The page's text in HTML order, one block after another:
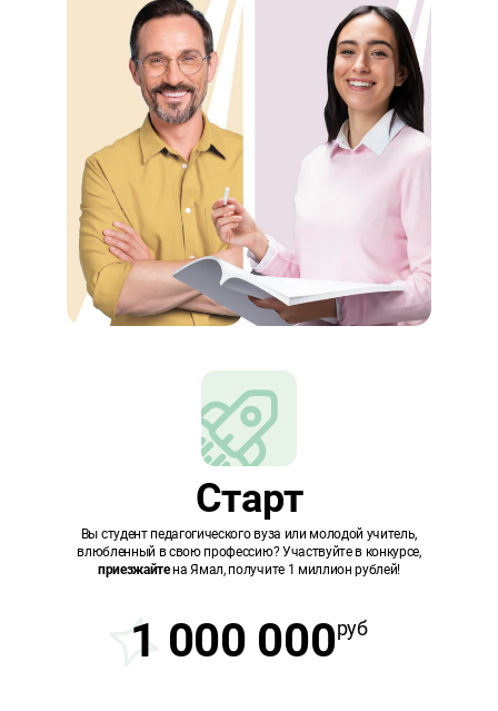
Старт
Вы студент педагогического вуза или молодой учитель,
влюбленный в свою профессию? Участвуйте в конкурсе,
приезжайтена Ямал, получите 1 миллион рублей!
1 000 000руб